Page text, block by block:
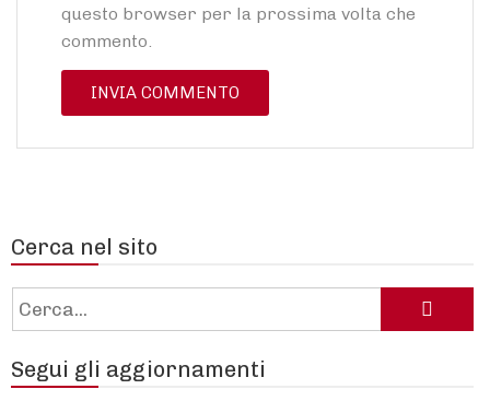
questo browser per la prossima volta che
commento.
Cerca nel sito
Cerca:
Segui gli aggiornamenti